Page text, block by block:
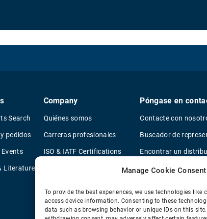
Manage Cookie Consent
To provide the best experiences, we use technologies like
access device information. Consenting to these
data such as browsing behavior or unique IDs on this
Search
pedidos
Literature
Company
Quiénes somos
Carreras profesionales
ISO & IATF Certifications
Información para proveedores
Environmental Policy
Póngase en
Contacte con
Buscador de
Encontrar un
Concesionarios de